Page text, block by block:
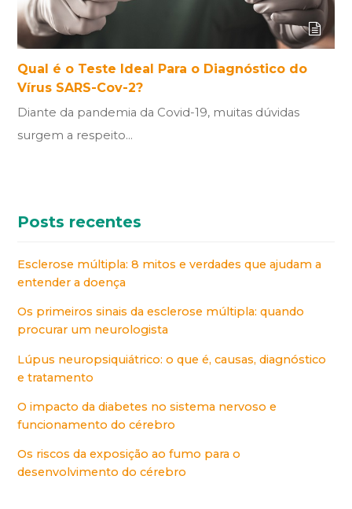
Qual é o Teste Ideal Para o Diagnóstico do
Vírus SARS-Cov-2?
Diante da pandemia da Covid-19, muitas dúvidas
surgem a respeito…
Posts recentes
Esclerose múltipla: 8 mitos e verdades que ajudam a
entender a doença
Os primeiros sinais da esclerose múltipla: quando
procurar um neurologista
Lúpus neuropsiquiátrico: o que é, causas, diagnóstico
e tratamento
O impacto da diabetes no sistema nervoso e
funcionamento do cérebro
Os riscos da exposição ao fumo para o
desenvolvimento do cérebro